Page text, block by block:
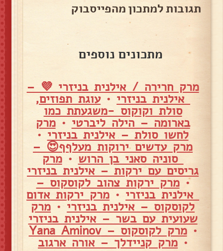
תגובות למתכון מהפייסבוק
מתכונים נוספים
מרק חרירה / אילנית בניזרי 💜 –
אילנית בניזרי •עוגת תפוזים,
סולת וקוקוס -משגעתת כמו
בארומה – הילה ליברטי •מרק
לחשו סולת – אילנית בניזרי •
מרק עדשים ירוקות מעלףף😍 –
סוניה סאני בן הרוש •מרק
גריסים עם ירקות – אילנית בניזרי
•מרק ירקות צהוב לקוסקוס –
אילנית בניזרי • מרק ירקות אדום
לקוסקוס – אילנית בניזרי • מרק
שעועית עם בשר – אילנית בניזרי
•מרק לקוסקוס – Yana Aminov
• מרק קניידלך – אורה ארגוב